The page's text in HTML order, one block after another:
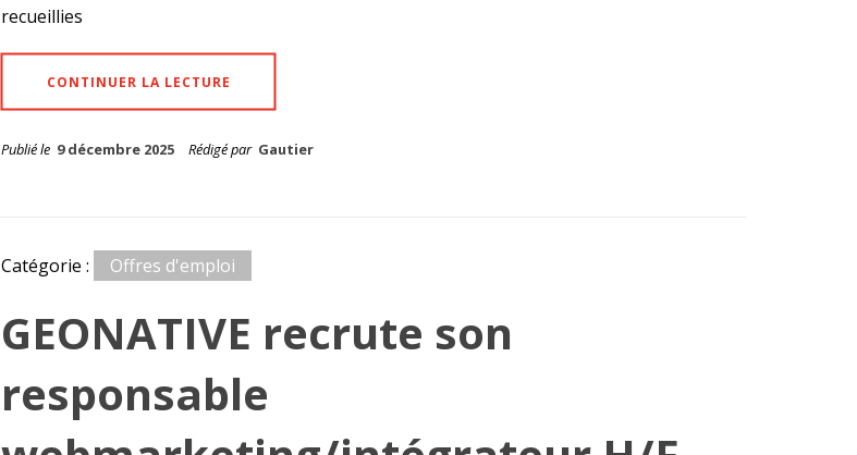
recueillies
CONTINUER LA LECTURE
Publié le 9 décembre 2025 Rédigé par Gautier
Catégorie : Offres d'emploi
GEONATIVE recrute son
responsable